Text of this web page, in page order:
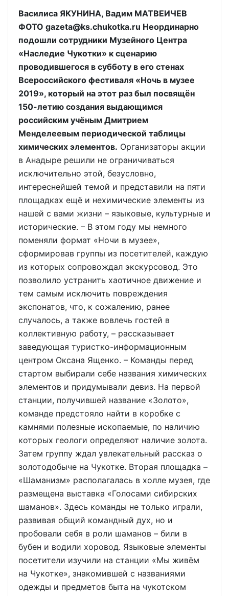
Василиса ЯКУНИНА, Вадим МАТВЕИЧЕВ
ФОТО gazeta@ks.chukotka.ru Неординарно
подошли сотрудники Музейного Центра
«Наследие Чукотки» к сценарию
проводившегося в субботу в его стенах
Всероссийского фестиваля «Ночь в музее
2019», который на этот раз был посвящён
150-летию создания выдающимся
российским учёным Дмитрием
Менделеевым периодической таблицы
химических элементов. Организаторы акции
в Анадыре решили не ограничиваться
исключительно этой, безусловно,
интереснейшей темой и представили на пяти
площадках ещё и нехимические элементы из
нашей с вами жизни – языковые, культурные и
исторические. – В этом году мы немного
поменяли формат «Ночи в музее»,
сформировав группы из посетителей, каждую
из которых сопровождал экскурсовод. Это
позволило устранить хаотичное движение и
тем самым исключить повреждения
экспонатов, что, к сожалению, ранее
случалось, а также вовлечь гостей в
коллективную работу, – рассказывает
заведующая туристко-информационным
центром Оксана Ященко. – Команды перед
стартом выбирали себе названия химических
элементов и придумывали девиз. На первой
станции, получившей название «Золото»,
команде предстояло найти в коробке с
камнями полезные ископаемые, по наличию
которых геологи определяют наличие золота.
Затем группу ждал увлекательный рассказ о
золотодобыче на Чукотке. Вторая площадка –
«Шаманизм» располагалась в холле музея, где
размещена выставка «Голосами сибирских
шаманов». Здесь команды не только играли,
развивая общий командный дух, но и
пробовали себя в роли шаманов – били в
бубен и водили хоровод. Языковые элементы
посетители изучили на станции «Мы живём
на Чукотке», знакомившей с названиями
одежды и предметов быта на чукотском